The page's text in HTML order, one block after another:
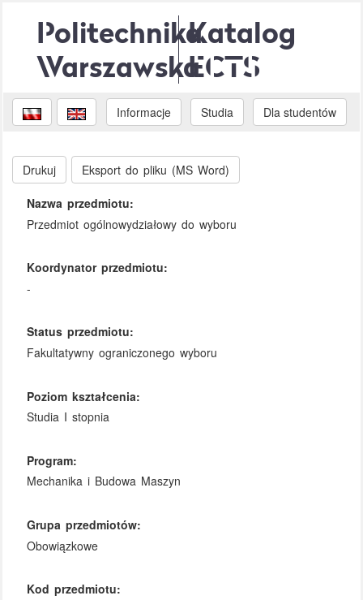
Politechnika
Warszawska
Katalog
ECTS
Informacje Studia Dla studentów
Drukuj Eksport do pliku (MS Word)
Nazwa przedmiotu:
Przedmiot ogólnowydziałowy do wyboru
Koordynator przedmiotu:
-
Status przedmiotu:
Fakultatywny ograniczonego wyboru
Poziom kształcenia:
Studia I stopnia
Program:
Mechanika i Budowa Maszyn
Grupa przedmiotów:
Obowiązkowe
Kod przedmiotu: